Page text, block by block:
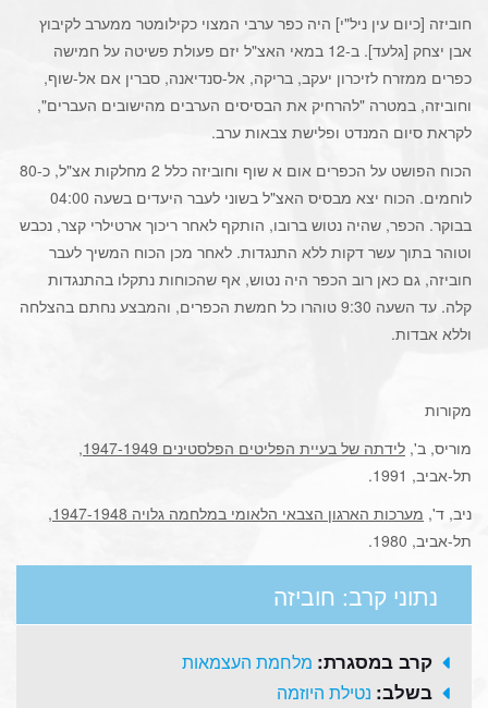
חוביזה [כיום עין ניל"י] היה כפר ערבי המצוי כקילומטר ממערב לקיבוץ
אבן יצחק [גלעד]. ב-12 במאי האצ"ל יזם פעולת פשיטה על חמישה
כפרים ממזרח לזיכרון יעקב, בריקה, אל-סנדיאנה, סברין אם אל-שוף,
וחוביזה, במטרה "להרחיק את הבסיסים הערבים מהישובים העברים",
לקראת סיום המנדט ופלישת צבאות ערב.
הכוח הפושט על הכפרים אום א שוף וחוביזה כלל 2 מחלקות אצ"ל, כ-80
לוחמים. הכוח יצא מבסיס האצ"ל בשוני לעבר היעדים בשעה 04:00
בבוקר. הכפר, שהיה נטוש ברובו, הותקף לאחר ריכוך ארטילרי קצר, נכבש
וטוהר בתוך עשר דקות ללא התנגדות. לאחר מכן הכוח המשיך לעבר
חוביזה, גם כאן רוב הכפר היה נטוש, אף שהכוחות נתקלו בהתנגדות
קלה. עד השעה 9:30 טוהרו כל חמשת הכפרים, והמבצע נחתם בהצלחה
וללא אבדות.
מקורות
מוריס, ב', לידתה של בעיית הפליטים הפלסטינים 1947-1949
,
תל-אביב, 1991.
ניב, ד', מערכות הארגון הצבאי הלאומי במלחמה גלויה 1947-1948
,
תל-אביב, 1980.
נתוני קרב: חוביזה
קרב במסגרת: מלחמת העצמאות
בשלב: נטילת היוזמה